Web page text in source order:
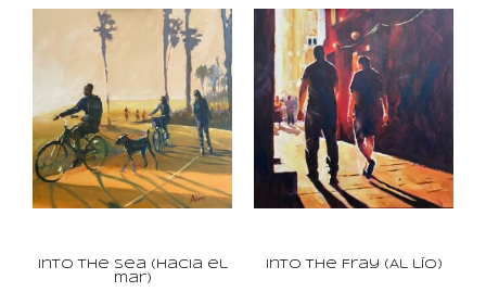
Into the Sea (Hacia el
mar)
Into the Fray (Al lío)